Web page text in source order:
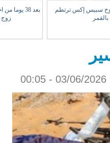
بعد 38 يوما من اختفائه.. العثور على
نقابة المهن
حق الأداء العلني
موريتانيا: ما
للفنانين؟